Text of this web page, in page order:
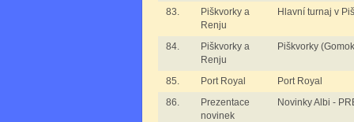
83.
Piškvorky a
Renju
Hlavní turnaj v
84.
Piškvorky a
Renju
Piškvorky
85. Port Royal
Port Royal
86.
Prezentace
novinek
Novinky Albi -